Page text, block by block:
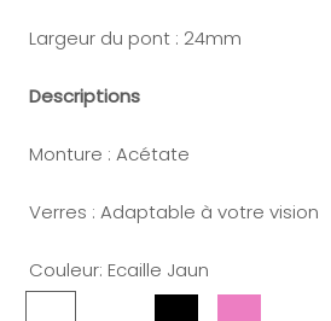
Largeur du pont : 24mm
Descriptions
Monture : Acétate
Verres : Adaptable à votre vision
Couleur: Ecaille Jaun